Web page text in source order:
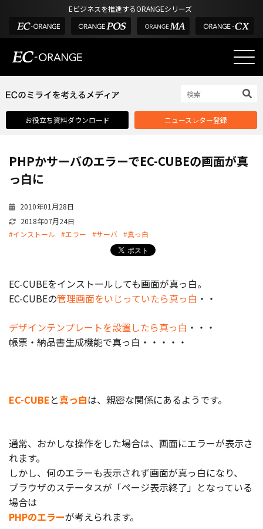
Eビジネスを推進するORANGEシリーズ
選ばれる理由
課題解決例
機能一覧
外部サービス連携
インフラ環境・サポート
特長
ショッピングモール型 EC
マルチテナント、マルチブランドなど
継続的に結果を出し続けるECサイトへ
ライセンス契約
内製化支援
補助金活用支援
導入事例
お役立ち資料ダウンロード ニュースレター登録
PHPかサーバのエラーでEC-CUBEの画面が真
っ白に
2010年01月28日
2018年07月24日
#インストール
#エラー #サーバ #真っ白
EC-CUBEをインストールしても画面が真っ白。
EC-CUBEの管理画面をいじっていたら真っ白 ・・
デザインテンプレートを設置したら真っ白 ・・・
帳票・納品書生成機能で真っ白・・・・・
EC-CUBEと真っ白は、親密な関係にあるようです。
通常、おかしな操作をした場合は、画面にエラーが表示さ
れます。
しかし、何のエラーも表示されず画面が真っ白になり、
ブラウザのステータスが「ページ表示終了」となっている
場合は
PHPのエラーが考えられます。